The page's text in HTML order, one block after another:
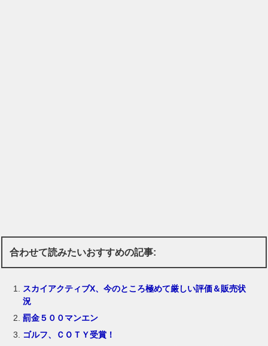
合わせて読みたいおすすめの記事:
スカイアクティブX、今のところ極めて厳しい評価＆販売状
況
罰金５００マンエン
ゴルフ、ＣＯＴＹ受賞！